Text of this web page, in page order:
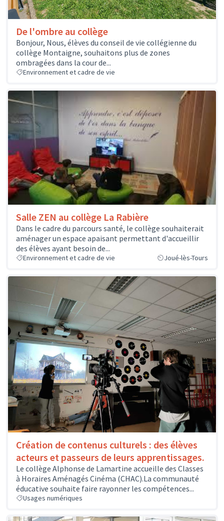
De l'ombre au collège
Bonjour, Nous, élèves du conseil de vie collégienne du
collège Montaigne, souhaitons plus de zones
ombragées dans la cour de...
Environnement et cadre de vie
Salle ZEN au collège La Rabière
Dans le cadre du parcours santé, le collège souhaiterait
aménager un espace apaisant permettant d'accueillir
des élèves ayant besoin de...
Environnement et cadre de vie Joué-lès-Tours
Création de contenus culturels : des élèves
acteurs et passeurs de leurs apprentissages.
Le collège Alphonse de Lamartine accueille des Classes
à Horaires Aménagés Cinéma (CHAC).La communauté
éducative souhaite faire rayonner les compétences...
Usages numériques